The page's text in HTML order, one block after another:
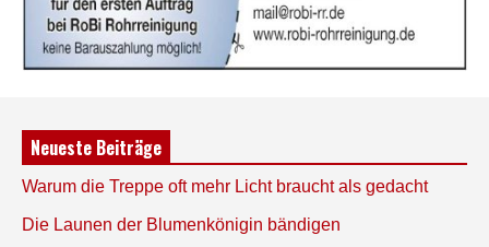
Neueste Beiträge
Warum die Treppe oft mehr Licht braucht als gedacht
Die Launen der Blumenkönigin bändigen